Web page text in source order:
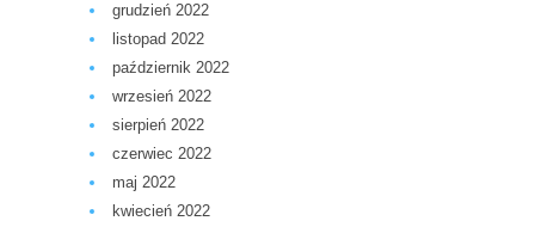
grudzień 2022
listopad 2022
październik 2022
wrzesień 2022
sierpień 2022
czerwiec 2022
maj 2022
kwiecień 2022